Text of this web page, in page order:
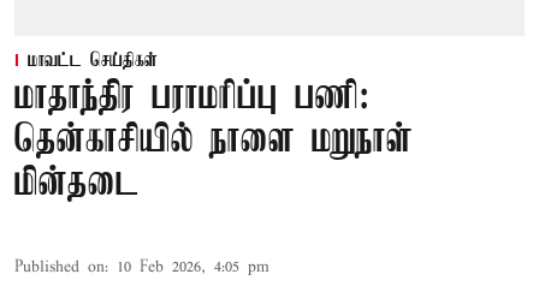
மாவட்ட செய்திகள்
மாதாந்திர பராமரிப்பு பணி:
தென்காசியில் நாளை மறுநாள்
மின்தடை
Published on: 10 Feb 2026, 4:05 pm